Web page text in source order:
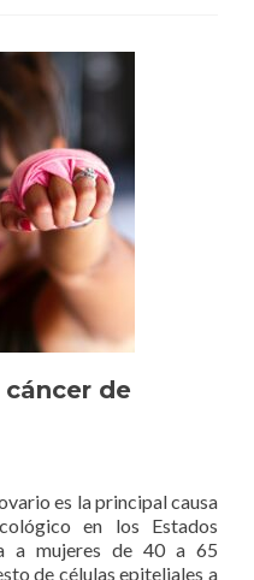
autoinmunes
recuperación
y
envejecimiento.
de
es la principal causa
en los Estados
a mujeres de 40 a 65
de células epiteliales a